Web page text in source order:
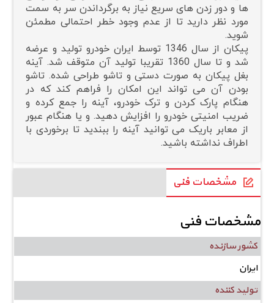
ها و دور زدن های سریع نیاز به برگرداندن سر به سمت
مورد نظر دارید تا از عدم وجود خطر احتمالی مطمئن
شوید.
پیکان از سال 1346 توسط ایران خودرو تولید و عرضه
شد و تا سال 1360 تقریبا تولید آن متوقف شد. آینه
بغل پیکان به صورت دستی و تاشو طراحی شده. تاشو
بودن آن می تواند این امکان را فراهم کند که در
هنگام پارک کردن و ترک خودرو، آینه را جمع کرده و
ضریب امنیتی خودرو را افزایش دهید. و یا هنگام عبور
از معابر باریک می توانید آینه را ببندید تا برخوردی با
اطراف نداشته باشید.
مشخصات فنی
مشخصات فنی
کشور سازنده
ایران
تولید کننده